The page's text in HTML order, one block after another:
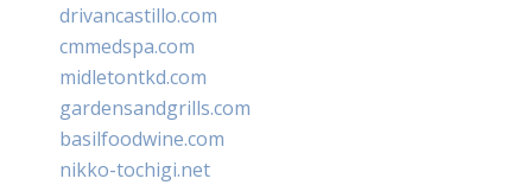
drivancastillo.com
cmmedspa.com
midletontkd.com
gardensandgrills.com
basilfoodwine.com
nikko-tochigi.net